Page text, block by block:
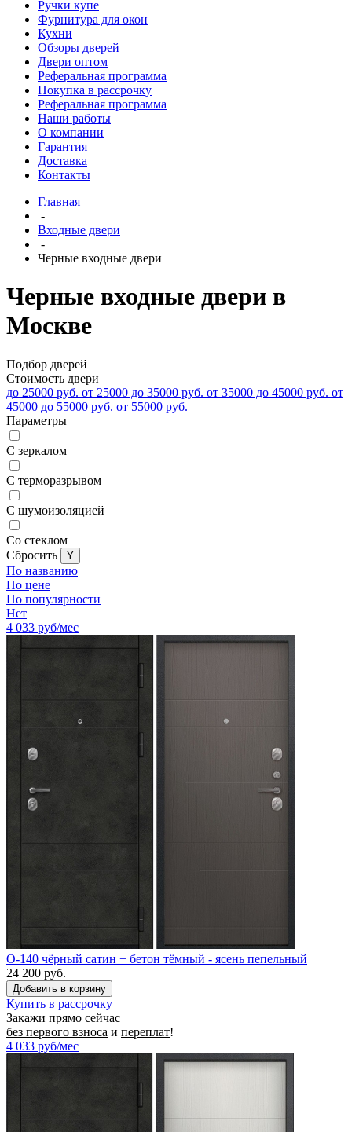
Ручки купе
Фурнитура для окон
Кухни
Обзоры дверей
Двери оптом
Реферальная программа
Покупка в рассрочку
Реферальная программа
Наши работы
О компании
Гарантия
Доставка
Контакты
Главная
-
Входные двери
-
Черные входные двери
Черные входные двери в
Москве
Подбор дверей
Стоимость двери
до 25000 руб. от 25000 до 35000 руб. от 35000 до 45000 руб. от
45000 до 55000 руб. от 55000 руб.
Параметры
С зеркалом
С терморазрывом
С шумоизоляцией
Со стеклом
Cбросить
По названию
По цене
По популярности
Нет
4 033 руб/мес
O-140 чёрный сатин + бетон тёмный - ясень пепельный
24 200 руб.
Купить в рассрочку
Закажи прямо сейчас
без первого взноса и переплат!
4 033 руб/мес